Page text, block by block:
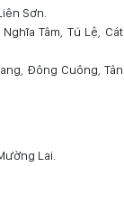
Sơn.
Tâm, Tú Lệ, Cát
Đông Cuông, Tân
Lai.